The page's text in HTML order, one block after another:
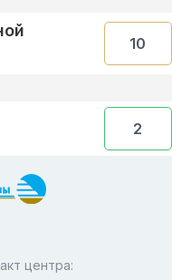
10
2
центра: